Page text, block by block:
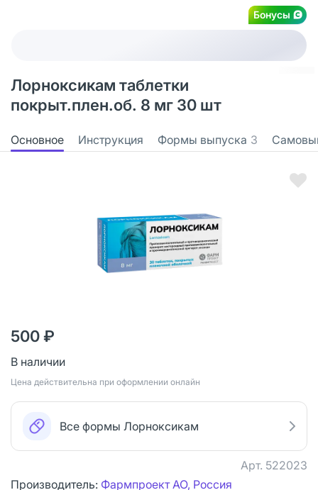
Бонусы
Лорноксикам таблетки
покрыт.плен.об. 8 мг 30 шт
Основное Инструкция Формы выпуска 3
500 ₽
В наличии
Цена действительна при оформлении онлайн
Все формы Лорноксикам
Арт. 522023
Производитель: Фармпроект АО, Россия